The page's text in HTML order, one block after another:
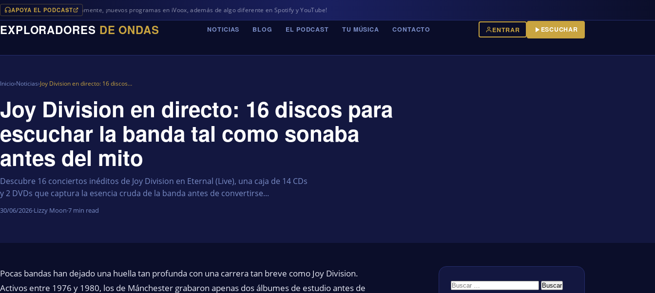
APOYA EL PODCAST
Próximamente, ¡nuevos programas en iVoox, además de algo diferente en Spotify y YouTube!
EXPLORADORES DE ONDAS NOTICIAS BLOG EL PODCAST TU MÚSICA CONTACTO ENTRAR ESCUCHAR
Inicio›Noticias›Joy Division en directo: 16 discos…
Joy Division en directo: 16 discos para
escuchar la banda tal como sonaba
antes del mito
Descubre 16 conciertos inéditos de Joy Division en Eternal (Live), una caja de 14 CDs
y 2 DVDs que captura la esencia cruda de la banda antes de convertirse...
30/06/2026·Lizzy Moon·7 min read
Pocas bandas han dejado una huella tan profunda con una carrera tan breve como Joy Division.
Activos entre 1976 y 1980, los de Mánchester grabaron apenas dos álbumes de estudio antes de
Buscar: